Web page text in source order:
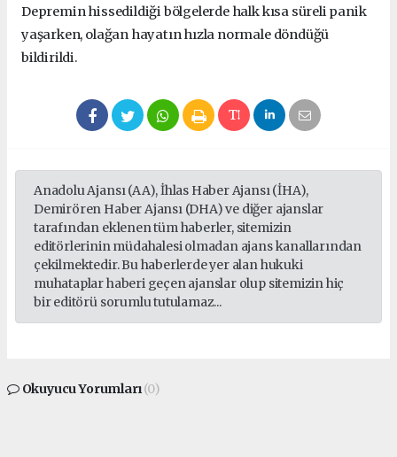
Depremin hissedildiği bölgelerde halk kısa süreli panik
yaşarken, olağan hayatın hızla normale döndüğü
bildirildi.
Anadolu Ajansı (AA), İhlas Haber Ajansı (İHA),
Demirören Haber Ajansı (DHA) ve diğer ajanslar
tarafından eklenen tüm haberler, sitemizin
editörlerinin müdahalesi olmadan ajans kanallarından
çekilmektedir. Bu haberlerde yer alan hukuki
muhataplar haberi geçen ajanslar olup sitemizin hiç
bir editörü sorumlu tutulamaz...
Okuyucu Yorumları(0)